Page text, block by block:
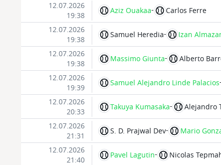
12.07.2026
19:38
Aziz Ouakaa- Carlos Ferre
12.07.2026
19:38
Samuel Heredia- Izan
12.07.2026
19:38
Massimo Giunta- Alberto
12.07.2026
19:39
Samuel Alejandro Linde Palacios-
12.07.2026
20:33
Takuya Kumasaka- Alejandro
12.07.2026
21:31
S. D. Prajwal Dev- Mario
12.07.2026
21:40
Pavel Lagutin- Nicolas